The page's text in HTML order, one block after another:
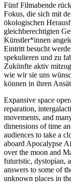
Fünf Filmabende
Fokus, die sich mit
ökologischen
gleichberechtigten
Künstler*innen
Eintritt besucht
spekulieren und zu
Zukünfte aktiv
wie wir sie uns
können in ihren
Expansive space
reparation,
movements, and
dimensions of time
audiences to take a
aboard Apocalypse
over the moon and
futuristic, dystopian,
answers to some of
unknown places in